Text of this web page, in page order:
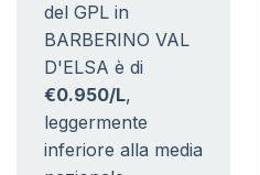
del GPL in
BARBERINO VAL
D'ELSA è di
€0.950/L,
leggermente
inferiore alla media